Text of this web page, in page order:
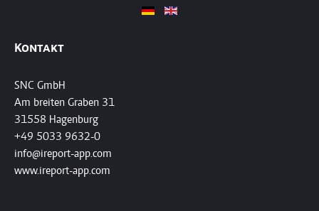
Kontakt
SNC GmbH
Am breiten Graben 31
31558 Hagenburg
+49 5033 9632-0
info@ireport-app.com
www.ireport-app.com